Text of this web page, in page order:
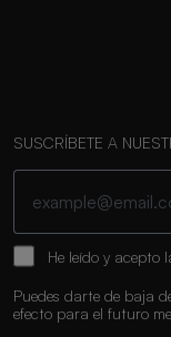
SUSCRÍBETE A
He leído y acepto
Puedes darte de baja
efecto para el futuro